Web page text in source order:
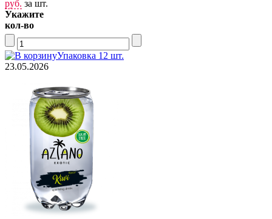
руб. за шт.
Укажите
кол-во
Упаковка 12 шт.
23.05.2026